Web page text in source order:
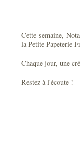
Cette semaine,
la Petite Papeterie
Chaque jour, une
Restez à l'écoute !